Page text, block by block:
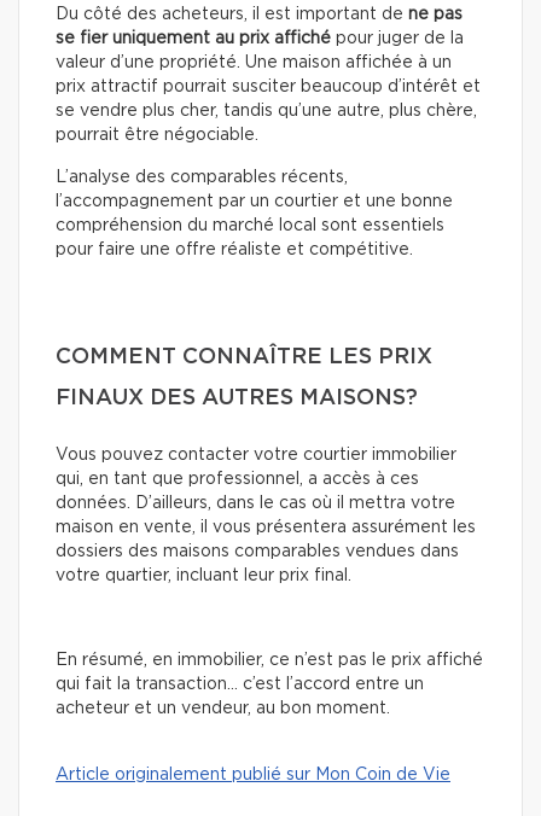
Du côté des acheteurs, il est important de ne pas
se fier uniquement au prix affiché pour juger de la
valeur d’une propriété. Une maison affichée à un
prix attractif pourrait susciter beaucoup d’intérêt et
se vendre plus cher, tandis qu’une autre, plus chère,
pourrait être négociable.
L’analyse des comparables récents,
l’accompagnement par un courtier et une bonne
compréhension du marché local sont essentiels
pour faire une offre réaliste et compétitive.
COMMENT CONNAÎTRE LES PRIX
FINAUX DES AUTRES MAISONS?
Vous pouvez contacter votre courtier immobilier
qui, en tant que professionnel, a accès à ces
données. D’ailleurs, dans le cas où il mettra votre
maison en vente, il vous présentera assurément les
dossiers des maisons comparables vendues dans
votre quartier, incluant leur prix final.
En résumé, en immobilier, ce n’est pas le prix affiché
qui fait la transaction… c’est l’accord entre un
acheteur et un vendeur, au bon moment.
Article originalement publié sur Mon Coin de Vie